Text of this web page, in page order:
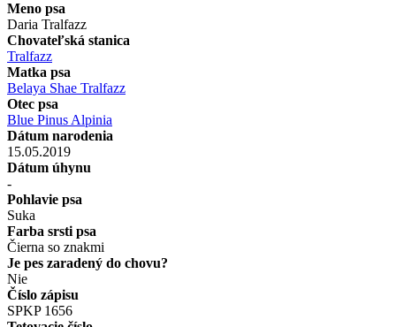
Meno psa
Daria Tralfazz
Chovateľská stanica
Tralfazz
Matka psa
Belaya Shae Tralfazz
Otec psa
Blue Pinus Alpinia
Dátum narodenia
15.05.2019
Dátum úhynu
-
Pohlavie psa
Suka
Farba srsti psa
Čierna so znakmi
Je pes zaradený do chovu?
Nie
Číslo zápisu
SPKP 1656